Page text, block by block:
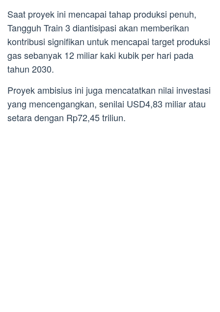
Saat proyek ini mencapai tahap produksi penuh,
Tangguh Train 3 diantisipasi akan memberikan
kontribusi signifikan untuk mencapai target produksi
gas sebanyak 12 miliar kaki kubik per hari pada
tahun 2030.
Proyek ambisius ini juga mencatatkan nilai investasi
yang mencengangkan, senilai USD4,83 miliar atau
setara dengan Rp72,45 triliun.